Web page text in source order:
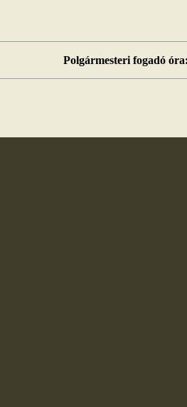
Polgármesteri fogadó